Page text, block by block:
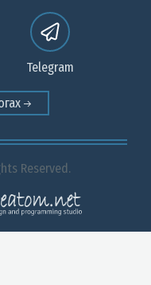
Telegram
Reserved.